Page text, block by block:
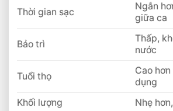
Thời gian sạc
Ngắn
giữa ca
Bảo trì
Thấp,
nước
Tuổi thọ
Cao
dụng
Khối lượng
Nhẹ